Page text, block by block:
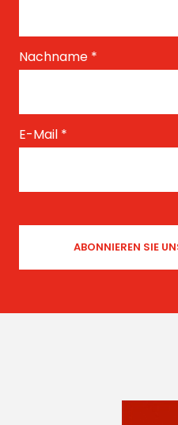
Nachname *
E-Mail *